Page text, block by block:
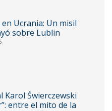
Ucrania: Un misil
sobre Lublin
Karol Świerczewski
entre el mito de la